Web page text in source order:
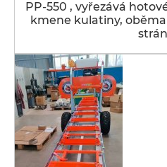
PP-550 , vyřezává
kmene kulatiny,